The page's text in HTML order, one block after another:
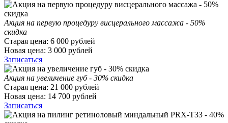
Акция на первую процедуру висцерального массажа - 50%
скидка
Старая цена: 6 000 рублей
Новая цена: 3 000 рублей
Записаться
Акция на увеличение губ - 30% скидка
Старая цена: 21 000 рублей
Новая цена: 14 700 рублей
Записаться